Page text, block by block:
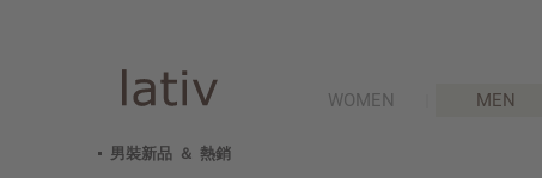
WOMEN MEN
男裝新品 ＆ 熱銷